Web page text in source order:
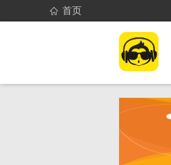
首页